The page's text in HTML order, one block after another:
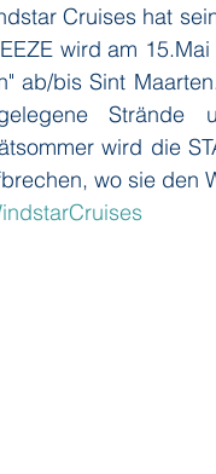
Regent
SeaDream
Cruises hat
wird am
ab/bis Sint
Strände
wird die
wo sie den